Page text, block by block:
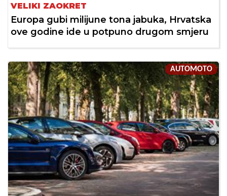
VELIKI ZAOKRET
Europa gubi milijune tona jabuka, Hrvatska
ove godine ide u potpuno drugom smjeru
AUTOMOTO